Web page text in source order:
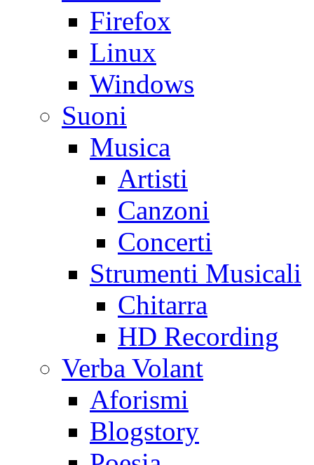
Firefox
Linux
Windows
Suoni
Musica
Artisti
Canzoni
Concerti
Strumenti Musicali
Chitarra
HD Recording
Verba Volant
Aforismi
Blogstory